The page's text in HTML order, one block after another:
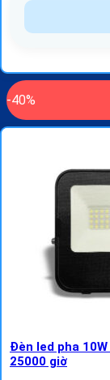
-40%
Đèn led pha
25000 giờ